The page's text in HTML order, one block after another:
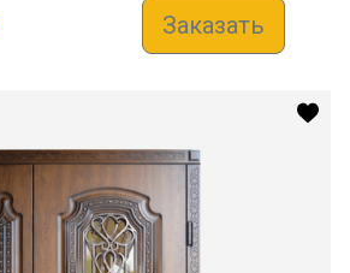
Заказать